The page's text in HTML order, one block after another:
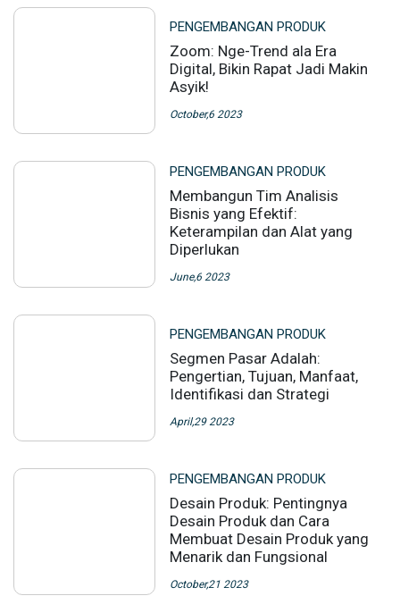
PENGEMBANGAN PRODUK
Zoom: Nge-Trend ala Era
Digital, Bikin Rapat Jadi Makin
Asyik!
October,6 2023
PENGEMBANGAN PRODUK
Membangun Tim Analisis
Bisnis yang Efektif:
Keterampilan dan Alat yang
Diperlukan
June,6 2023
PENGEMBANGAN PRODUK
Segmen Pasar Adalah:
Pengertian, Tujuan, Manfaat,
Identifikasi dan Strategi
April,29 2023
PENGEMBANGAN PRODUK
Desain Produk: Pentingnya
Desain Produk dan Cara
Membuat Desain Produk yang
Menarik dan Fungsional
October,21 2023